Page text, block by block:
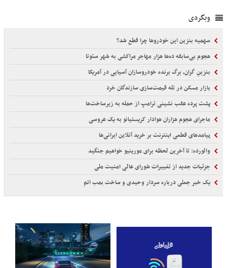
وبگردی
سهمیه بنزین این خودروها چرا قطع شد؟
هجوم بی‌سابقه ده‌ها هزار مهاجر مراکشی به شهر سئوتا
بنزینِ گران، برگ برنده خودروسازان آسیایی در آمریکا
بازار مسکن در تله قیمت‌سازی سازندگان خرد
پشت پرده عقب نشینی ترامپ از حمله به زیرساخت‌ها
ماجرای هجوم هزاران هوادار کریستیانو به یک عروسی
پیامدهای قطعی اینترنت بر خرید آنلاین ایرانی‌ها
والورده: تا آخرین لحظه برای مورینیو خواهیم جنگید
جزئیات جدید از تغییرات شورای عالی امنیت ملی
یک خبر جعلی درباره سردار وحیدی و ساخت بمب اتم